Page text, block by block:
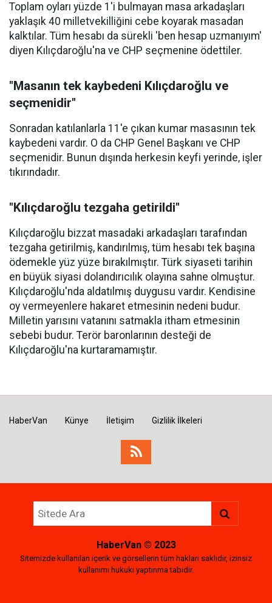
Toplam oyları yüzde 1'i bulmayan masa arkadaşları
yaklaşık 40 milletvekilliğini cebe koyarak masadan
kalktılar. Tüm hesabı da sürekli 'ben hesap uzmanıyım'
diyen Kılıçdaroğlu'na ve CHP seçmenine ödettiler.
"Masanın tek kaybedeni Kılıçdaroğlu ve
seçmenidir"
Sonradan katılanlarla 11'e çıkan kumar masasının tek
kaybedeni vardır. O da CHP Genel Başkanı ve CHP
seçmenidir. Bunun dışında herkesin keyfi yerinde, işler
tıkırındadır.
"Kılıçdaroğlu tezgaha getirildi"
Kılıçdaroğlu bizzat masadaki arkadaşları tarafından
tezgaha getirilmiş, kandırılmış, tüm hesabı tek başına
ödemekle yüz yüze bırakılmıştır. Türk siyaseti tarihin
en büyük siyasi dolandırıcılık olayına sahne olmuştur.
Kılıçdaroğlu'nda aldatılmış duygusu vardır. Kendisine
oy vermeyenlere hakaret etmesinin nedeni budur.
Milletin yarısını vatanını satmakla itham etmesinin
sebebi budur. Terör baronlarının desteği de
Kılıçdaroğlu'na kurtaramamıştır.
HaberVan Künye İletişim Gizlilik İlkeleri
HaberVan© 2023
Sitemizde kullanılan içerik ve görsellerin tüm hakları saklıdır, izinsiz
kullanımı hukuki yaptırıma tabidir.